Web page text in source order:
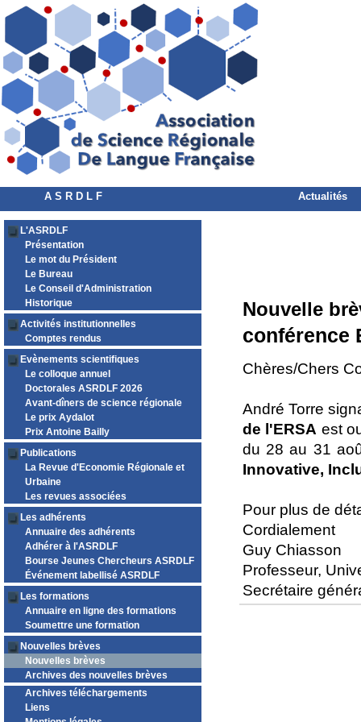
A S R D L F Actualités
L'ASRDLF
Présentation
Le mot du Président
Le Bureau
Le Conseil d'Administration
Historique
Activités institutionnelles
Comptes rendus
Evènements scientifiques
Le colloque annuel
Doctorales ASRDLF 2026
Avant-dîners de science régionale
Le prix Aydalot
Prix Antoine Bailly
Publications
La Revue d'Economie Régionale et
Urbaine
Les revues associées
Les adhérents
Annuaire des adhérents
Adhérer à l'ASRDLF
Bourse Jeunes Chercheurs ASRDLF
Événement labellisé ASRDLF
Les formations
Annuaire en ligne des formations
Soumettre une formation
Nouvelles brèves
Nouvelles brèves
Archives des nouvelles brèves
Archives téléchargements
Liens
Nouvelle
conférence
Chères/Chers
André Torre
de l'ERSA est
du 28 au 31
Innovative,
Pour plus de
Cordialement
Guy Chiasson
Professeur,
Secrétaire